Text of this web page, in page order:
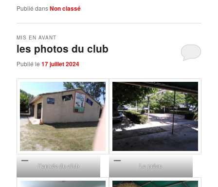
Publié dansNon classé
les photos du club
MIS EN AVANT
Publié le17 juillet 2024
l’entrée du club Le préau